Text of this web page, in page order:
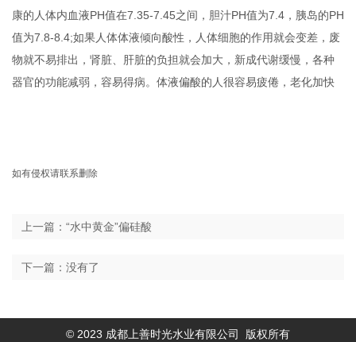
康的人体内血液PH值在7.35-7.45之间，胆汁PH值为7.4，胰岛的PH
值为7.8-8.4;如果人体体液倾向酸性，人体细胞的作用就会变差，废
物就不易排出，肾脏、肝脏的负担就会加大，新成代谢缓慢，各种
器官的功能减弱，容易得病。体液偏酸的人很容易疲倦，老化加快
如有侵权请联系删除
上一篇：“水中黄金”偏硅酸
下一篇：没有了
© 2023 成都上善时光水业有限公司 版权所有